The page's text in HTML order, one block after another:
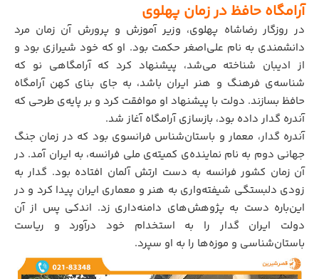
آرامگاه حافظ در زمان پهلوی
در روزگار رضاشاه پهلوی، وزیر آموزش و پرورش آن زمان مرد
دانشمندی به نام علی‌اصغر حکمت بود. او که خود شیرازی بود و
از ادیبان شناخته می‌شد، پیشنهاد کرد که آرامگاهی نو که
شناسه‌ی فرهنگ و هنر ایران باشد، به جای بنای کهن آرامگاه
حافظ بسازند. دولت با پیشنهاد او موافقت کرد و بر پایه‌ی طرحی که
آندره گدار داده بود، بازسازی آرامگاه آغاز شد.
آندره گدار، معمار و باستان‌شناس فرانسوی بود که در زمان جنگ
جهانی دوم به نام نماینده‌ی کمیته‌ی ملی فرانسه، به ایران آمد. در
آن زمان کشور فرانسه به دست ارتش آلمان افتاده بود. گدار به
زودی دلبستگی شیفته‌واری به هنر و معماری ایران پیدا کرد و در
این‌باره دست به پژوهش‌های دامنه‌داری زد. اندکی پس از آن
دولت ایران گدار را به استخدام خود درآورد و ریاست
باستان‌شناسی و موزه‌ها را به او سپرد.